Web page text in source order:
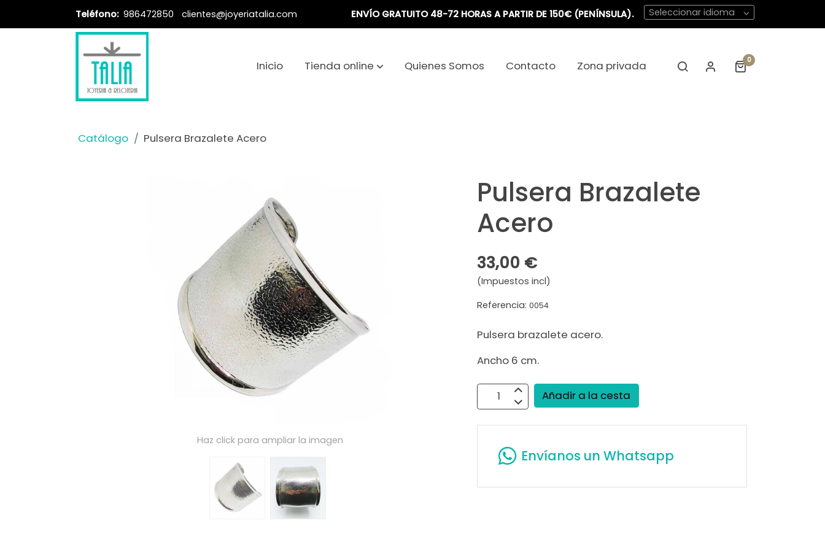
Teléfono: 986472850 clientes@joyeriatalia.com ENVÍO GRATUITO 48-72 HORAS A PARTIR DE 150€ (PENÍNSULA). Seleccionar idioma
Inicio Tienda online Quienes Somos Contacto Zona privada 0
Catálogo Pulsera Brazalete Acero
Haz click para ampliar la imagen
Pulsera Brazalete
Acero
33,00 €
(Impuestos incl)
Referencia:0054
Pulsera brazalete acero.
Ancho 6 cm.
Añadir a la cesta
Envíanos un Whatsapp